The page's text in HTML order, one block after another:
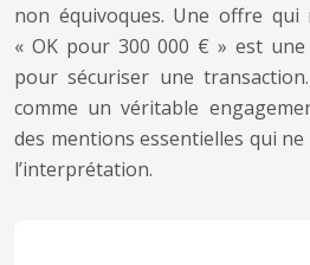
non équivoques. Une offre qui
« OK pour 300 000 € » est
pour sécuriser une
comme un véritable
des mentions essentielles qui
l’interprétation.